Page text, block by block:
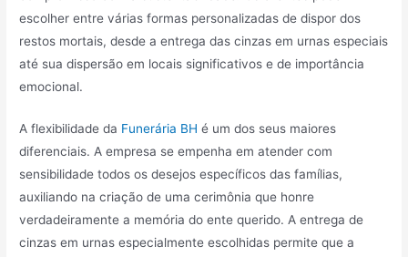
escolher entre várias formas personalizadas de dispor dos
restos mortais, desde a entrega das cinzas em urnas especiais
até sua dispersão em locais significativos e de importância
emocional.
A flexibilidade da Funerária BH é um dos seus maiores
diferenciais. A empresa se empenha em atender com
sensibilidade todos os desejos específicos das famílias,
auxiliando na criação de uma cerimônia que honre
verdadeiramente a memória do ente querido. A entrega de
cinzas em urnas especialmente escolhidas permite que a